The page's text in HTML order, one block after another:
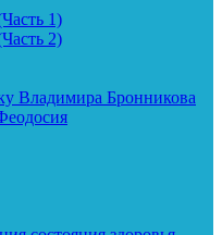
1)
2)
Владимира Бронникова